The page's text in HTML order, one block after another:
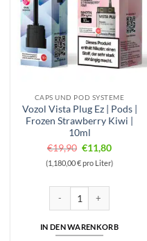
CAPS UND POD SYSTEME
Vozol Vista Plug Ez | Pods |
Frozen Strawberry Kiwi |
10ml
€19,90 Ursprünglicher
Preis
€11,80Aktueller
Preis
(1,180,00 € pro Liter)
IN DEN WARENKORB